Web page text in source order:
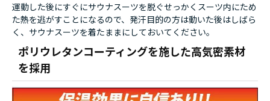
運動した後にすぐにサウナスーツを脱ぐせっかくスーツ内にため
た熱を逃がすことになるので、発汗目的の方は動いた後はしばら
く、サウナスーツを着たままにしておいてください。
ポリウレタンコーティングを施した高気密素材
を採用